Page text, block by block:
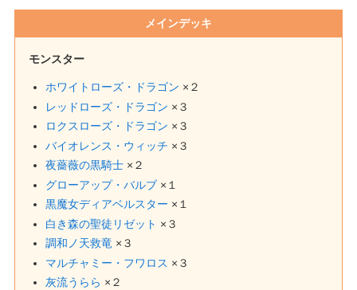
メインデッキ
モンスター
ホワイトローズ・ドラゴン ×２
レッドローズ・ドラゴン ×３
ロクスローズ・ドラゴン ×３
バイオレンス・ウィッチ ×３
夜薔薇の黒騎士 ×２
グローアップ・バルブ ×１
黒魔女ディアベルスター ×１
白き森の聖徒リゼット ×３
調和ノ天救竜 ×３
マルチャミー・フワロス ×３
灰流うらら ×２